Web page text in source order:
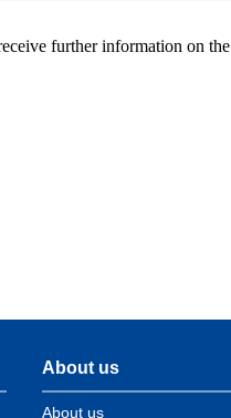
further information on the
About us
About us